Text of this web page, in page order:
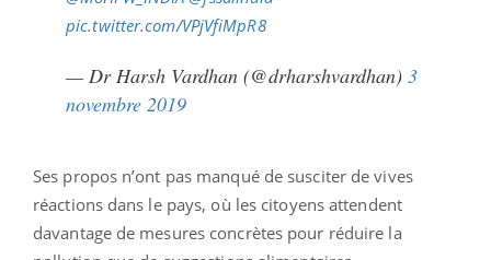
pic.twitter.com/VPjVfiMpR8
— Dr Harsh Vardhan (@drharshvardhan) 3
novembre 2019
Ses propos n’ont pas manqué de susciter de vives
réactions dans le pays, où les citoyens attendent
davantage de mesures concrètes pour réduire la